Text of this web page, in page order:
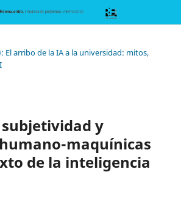
El arribo de la IA a la universidad: mitos,
subjetividad y
maquínicas
de la inteligencia